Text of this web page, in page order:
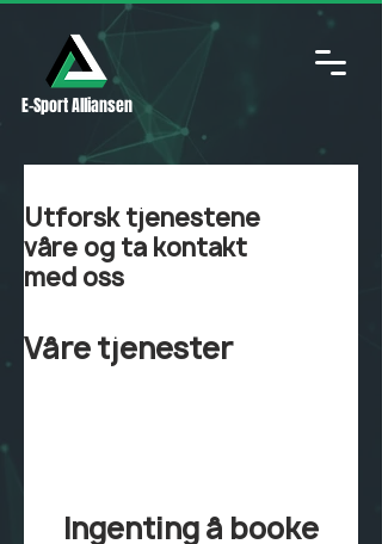
E-Sport Alliansen
Utforsk tjenestene
våre og ta kontakt
med oss
Våre tjenester
Ingenting å booke